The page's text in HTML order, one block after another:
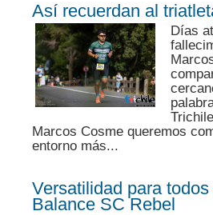
Así recuerdan al
Días
Marcos Cosme queremos
entorno más...
Versatilidad para
Balance SC Rebel